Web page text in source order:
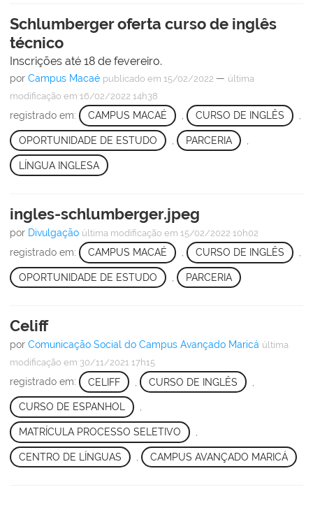
Schlumberger oferta curso de inglês
técnico
Inscrições até 18 de fevereiro.
por Campus Macaé publicado em 15/02/2022 — última
modificação em 16/02/2022 14h38
registrado em: CAMPUS MACAÉ CURSO DE INGLÊS
OPORTUNIDADE DE ESTUDO PARCERIA
LÍNGUA INGLESA
ingles-schlumberger.jpeg
por Divulgação última modificação em 15/02/2022 10h02
registrado em: CAMPUS MACAÉ , CURSO DE INGLÊS ,
OPORTUNIDADE DE ESTUDO PARCERIA
Celiff
por Comunicação Social do Campus Avançado Maricá última
modificação em 30/11/2021 17h15
registrado em: CELIFF CURSO DE INGLÊS
CURSO DE ESPANHOL ,
MATRÍCULA PROCESSO SELETIVO
CENTRO DE LÍNGUAS CAMPUS AVANÇADO MARICÁ